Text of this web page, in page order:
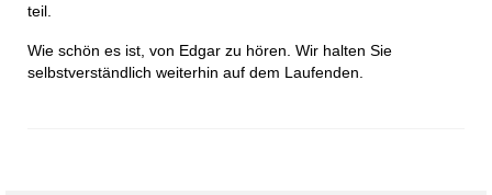
teil.
Wie schön es ist, von Edgar zu hören. Wir halten Sie
selbstverständlich weiterhin auf dem Laufenden.